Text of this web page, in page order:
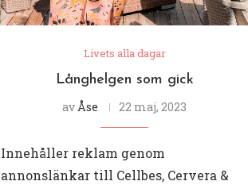
Livets alla dagar
Långhelgen som gick
avÅse 22 maj, 2023
Innehåller reklam genom
annonslänkar till Cellbes, Cervera &